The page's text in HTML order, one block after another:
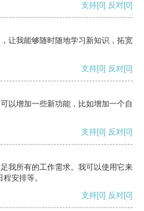
支持[0] 反对[0]
让我能够随时随地学习新知识，拓宽
支持[0] 反对[0]
以增加一些新功能，比如增加一个自
支持[0] 反对[0]
我所有的工作需求。我可以使用它来
安排等。
支持[0] 反对[0]